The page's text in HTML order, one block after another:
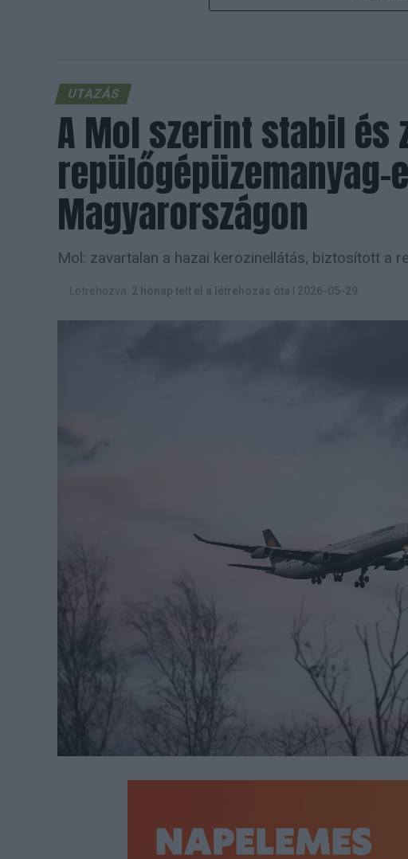
UTAZÁS
A Mol szerint stabil és
repülőgépüzemanyag-
Magyarországon
Mol: zavartalan a hazai kerozinellátás, biztosított a
Létrehozva: 2 hónap telt el a létrehozás óta 2026-05-29